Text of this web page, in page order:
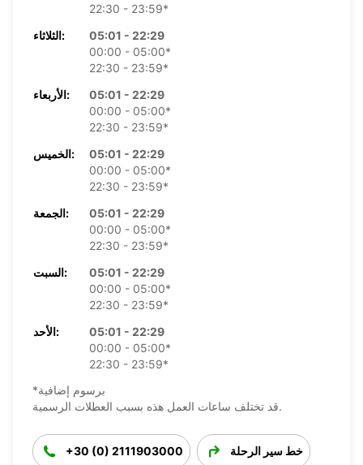
22:30 - 23:59*
الثلاثاء:
05:01 - 22:29
00:00 - 05:00*
22:30 - 23:59*
الأربعاء:
05:01 - 22:29
00:00 - 05:00*
22:30 - 23:59*
الخميس:
05:01 - 22:29
00:00 - 05:00*
22:30 - 23:59*
الجمعة:
05:01 - 22:29
00:00 - 05:00*
22:30 - 23:59*
السبت:
05:01 - 22:29
00:00 - 05:00*
22:30 - 23:59*
الأحد:
05:01 - 22:29
00:00 - 05:00*
22:30 - 23:59*
*برسوم إضافية
قد تختلف ساعات العمل هذه بسبب العطلات الرسمية.
+30 (0) 2111903000 خط سير الرحلة